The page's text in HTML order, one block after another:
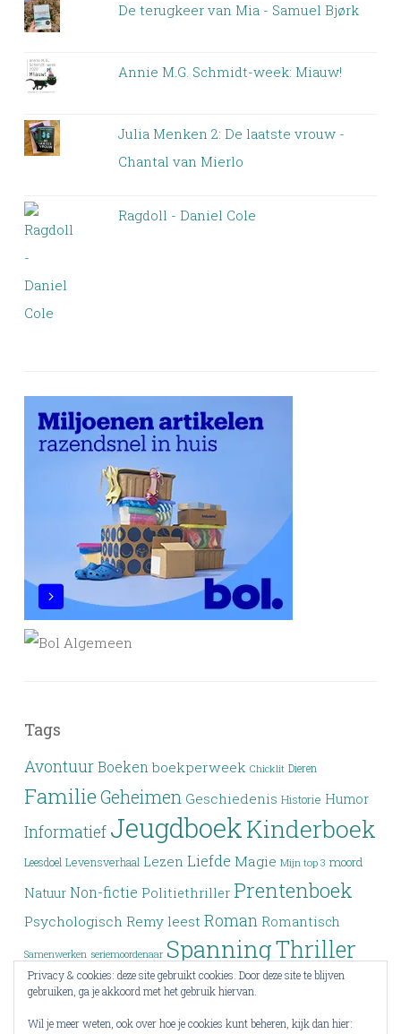
De terugkeer van Mia - Samuel Bjørk
Annie M.G. Schmidt-week: Miauw!
Julia Menken 2: De laatste vrouw -
Chantal van Mierlo
Ragdoll - Daniel Cole
Tags
Avontuur Boeken boekperweek Chicklit Dieren
Familie Geheimen Geschiedenis Historie Humor
Informatief JeugdboekKinderboek
Leesdoel Levensverhaal Lezen Liefde Magie Mijn top 3 moord
Natuur Non-fictie Politiethriller Prentenboek
Psychologisch Remy leest Roman Romantisch
Samenwerken seriemoordenaar SpanningThriller
Tieners Top 3 Top drie Verdwijning Verleden Verlies
Voorlezen Vriendschap Wraak Wrap-up YA
Privacy & cookies: deze site gebruikt cookies. Door deze site te blijven
gebruiken, ga je akkoord met het gebruik hiervan.
Wil je meer weten, ook over hoe je cookies kunt beheren, kijk dan hier: